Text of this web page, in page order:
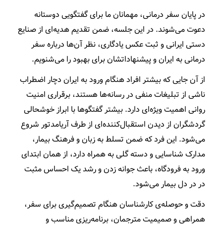
در پایان سفر درمانی، مهمانان ما برای گفتگویی دوستانه
دعوت می‌شوند. در این جلسه، ضمن تقدیم هدیه‌ای از صنایع
دستی ایرانی و ثبت عکس یادگاری، نظر آن‌ها درباره سفر
درمانی به ایران و پیشنهاداتشان برای بهبود را می‌شنویم.
از آن جایی که بیشتر افراد هنگام ورود به ایران دچار اضطراب
ناشی از تبلیغات منفی در رسانه‌ها هستند، برقراری امنیت
روانی اهمیت ویژه‌ای دارد. بیشتر گفتگوها با ابراز خوشحالی
گردشگران از دیدن استقبال‌کننده‌ای از طرف آریامدتور شروع
می‌شود. این فرد که ضمن تسلط به زبان و فرهنگ بیمار،
مدارک شناسایی و دسته گلی به همراه دارد، از همان ابتدای
ورود به فرودگاه، باعث جوانه زدن و رشد یک احساس مثبت
در در دل بیمار می‌شود.
دقت و حوصله‌ی کارشناسان هنگام تصمیم‌گیری برای سفر،
همراهی و صمیمیت مترجمان، برنامه‌ریزی مناسب و